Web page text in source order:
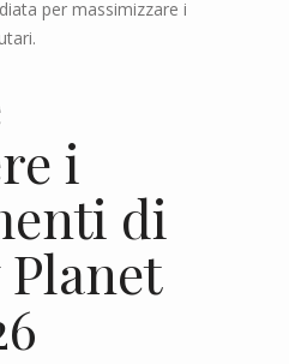
per massimizzare i
i
di